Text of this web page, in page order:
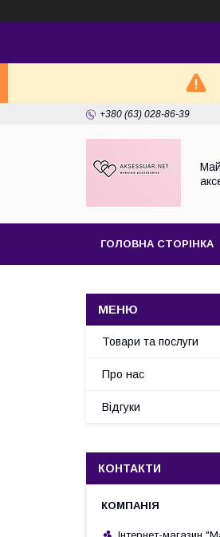
+380 (63) 028-86-39
ГОЛОВНА СТОРІНКА
Товари та послуги
Про нас
Відгуки
КОНТАКТИ